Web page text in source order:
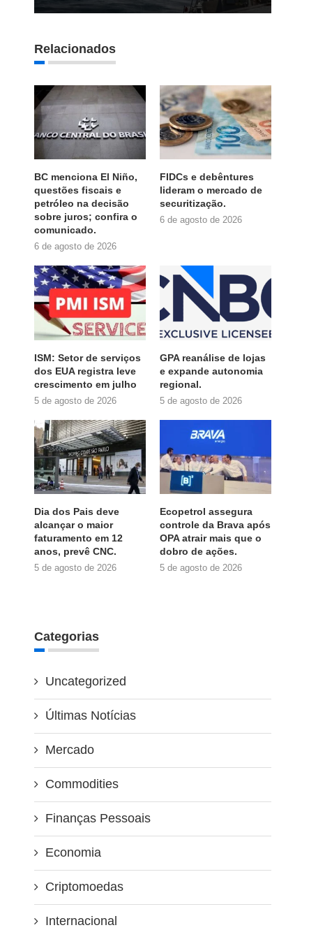
Relacionados
BC menciona El Niño,
questões fiscais e
petróleo na decisão
sobre juros; confira o
comunicado.
6 de agosto de 2026
FIDCs e debêntures
lideram o mercado de
securitização.
6 de agosto de 2026
ISM: Setor de serviços
dos EUA registra leve
crescimento em julho
5 de agosto de 2026
GPA reanálise de lojas
e expande autonomia
regional.
5 de agosto de 2026
Dia dos Pais deve
alcançar o maior
faturamento em 12
anos, prevê CNC.
5 de agosto de 2026
Ecopetrol assegura
controle da Brava após
OPA atrair mais que o
dobro de ações.
5 de agosto de 2026
Categorias
Uncategorized
Últimas Notícias
Mercado
Commodities
Finanças Pessoais
Economia
Criptomoedas
Internacional